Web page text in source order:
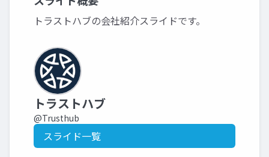
トラストハブの会社紹介スライドです。
トラストハブ
@Trusthub
スライド一覧